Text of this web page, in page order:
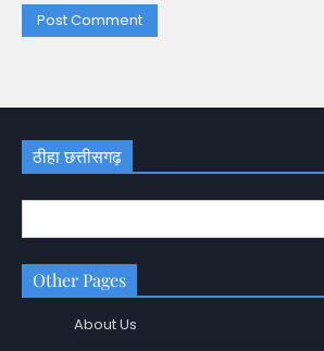
ठीहा छत्तीसगढ़
Other Pages
About Us